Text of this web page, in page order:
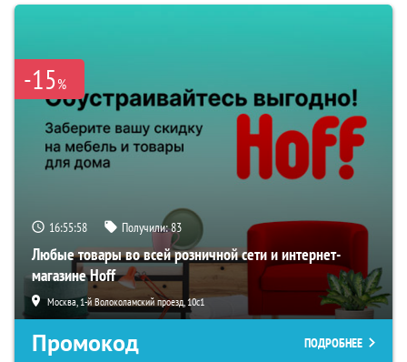
-15%
16:55:57 Получили:83
Любые товары во всей розничной сети и интернет-
магазине Hoff
Москва, 1-й Волоколамский проезд, 10с1
Промокод ПОДРОБНЕЕ